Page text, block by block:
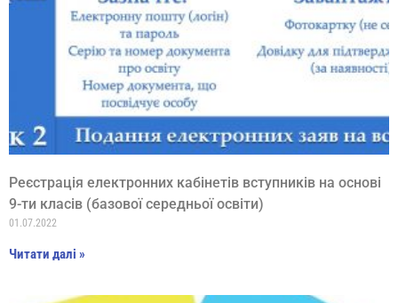
Реєстрація електронних кабінетів вступників на основі
9-ти класів (базової середньої освіти)
01.07.2022
Читати далі »